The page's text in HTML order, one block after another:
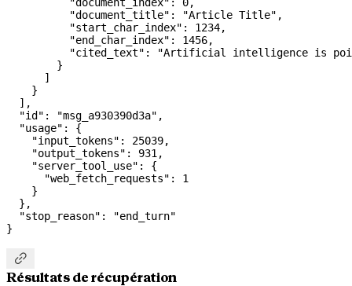
          "document_index"
: 0,
          "document_title"
: "Article Title" ,
          "start_char_index"
: 1234,
          "end_char_index"
: 1456,
          "cited_text"
:
"Artificial intelligence is
        }
      ]
    }
  ],
  "id"
: "msg_a930390d3a" ,
  "usage"
: {
    "input_tokens"
: 25039,
    "output_tokens"
: 931,
    "server_tool_use"
: {
      "web_fetch_requests"
: 1
    }
  },
  "stop_reason"
:
"end_turn"
}

Résultats de récupération